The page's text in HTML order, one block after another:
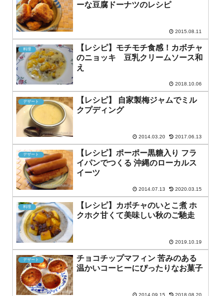
ーな豆腐ドーナツのレシピ
2015.08.11
料理
【レシピ】モチモチ食感！カボチャ
のニョッキ 豆乳クリームソース和
え
2018.10.06
デザート
【レシピ】 自家製梅ジャムでミル
クプディング
2014.03.20 2017.06.13
デザート
【レシピ】ポーポー黒糖入り フラ
イパンでつくる 沖縄のローカルス
イーツ
2014.07.13 2020.03.15
料理
【レシピ】カボチャのいとこ煮 ホ
クホク甘くて美味しい秋のご馳走
2019.10.19
デザート
チョコチップマフィン 苦みのある
温かいコーヒーにぴったりなお菓子
2014.09.15 2018.08.20